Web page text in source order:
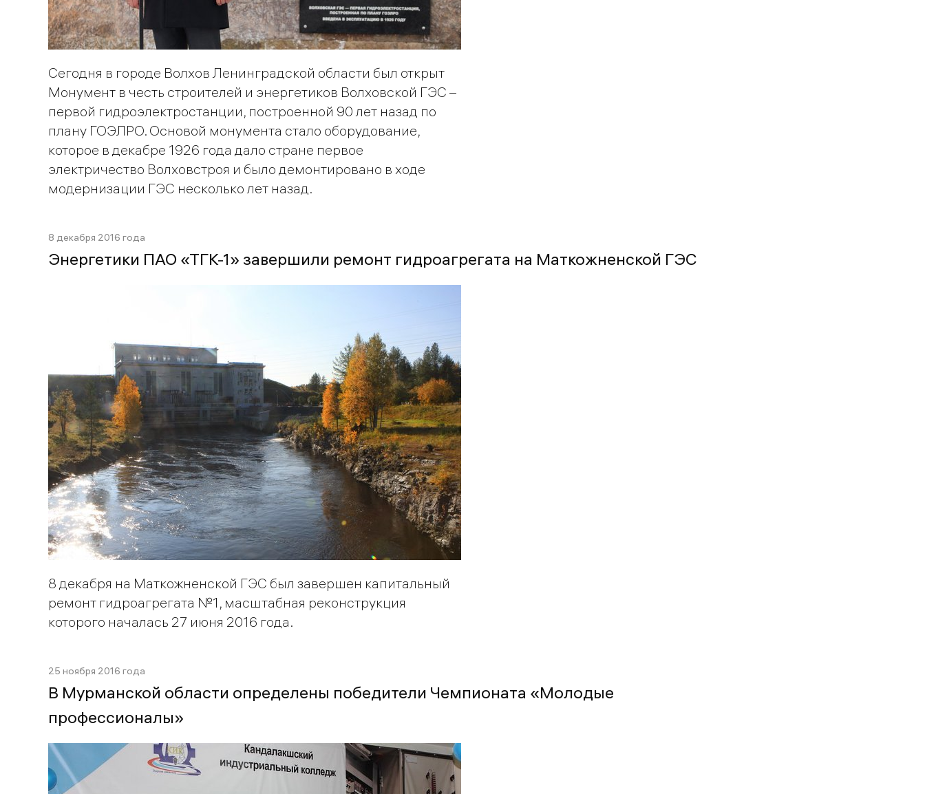
Сегодня в городе Волхов Ленинградской области был открыт
Монумент в честь строителей и энергетиков Волховской ГЭС –
первой гидроэлектростанции, построенной 90 лет назад по
плану ГОЭЛРО. Основой монумента стало оборудование,
которое в декабре 1926 года дало стране первое
электричество Волховстроя и было демонтировано в ходе
модернизации ГЭС несколько лет назад.
8 декабря 2016 года
Энергетики ПАО «ТГК-1» завершили ремонт гидроагрегата на Маткожненской ГЭС
8 декабря на Маткожненской ГЭС был завершен капитальный
ремонт гидроагрегата №1, масштабная реконструкция
которого началась 27 июня 2016 года.
25 ноября 2016 года
В Мурманской области определены победители Чемпионата «Молодые
профессионалы»